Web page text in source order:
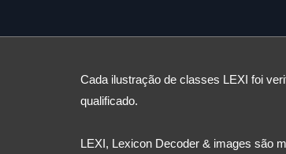
Cada ilustração de classes LEXI foi
qualificado.
LEXI, Lexicon Decoder & images são